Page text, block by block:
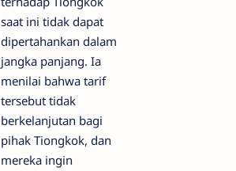
saat ini tidak dapat
dipertahankan dalam
jangka panjang. Ia
menilai bahwa tarif
tersebut tidak
berkelanjutan bagi
pihak Tiongkok, dan
mereka ingin